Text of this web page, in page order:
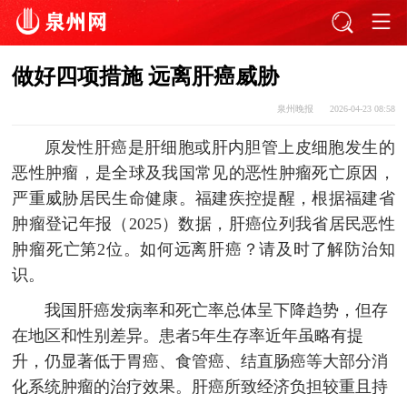
做好四项措施 远离肝癌威胁
泉州晚报 2026-04-23 08:58
原发性肝癌是肝细胞或肝内胆管上皮细胞发生的
恶性肿瘤，是全球及我国常见的恶性肿瘤死亡原因，
严重威胁居民生命健康。福建疾控提醒，根据福建省
肿瘤登记年报（2025）数据，肝癌位列我省居民恶性
肿瘤死亡第2位。如何远离肝癌？请及时了解防治知
识。
我国肝癌发病率和死亡率总体呈下降趋势，但存
在地区和性别差异。患者5年生存率近年虽略有提
升，仍显著低于胃癌、食管癌、结直肠癌等大部分消
化系统肿瘤的治疗效果。肝癌所致经济负担较重且持